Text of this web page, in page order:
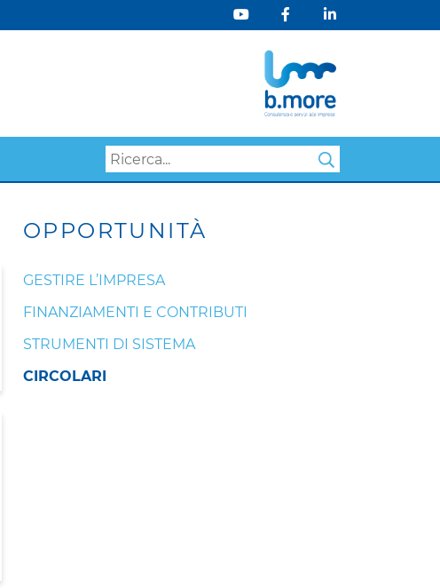
OPPORTUNITÀ
GESTIRE L’IMPRESA
FINANZIAMENTI E CONTRIBUTI
STRUMENTI DI SISTEMA
CIRCOLARI